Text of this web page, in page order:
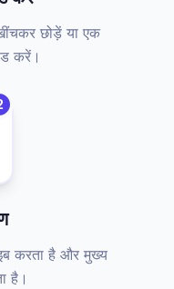
छोड़ें या एक
करें।
करता है और मुख्य
है।